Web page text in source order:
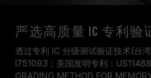
严选高质量 IC 专利验
透过专利 IC 分级测试验证技术(台
I751093；美国发明专利：
GRADING METHOD FOR